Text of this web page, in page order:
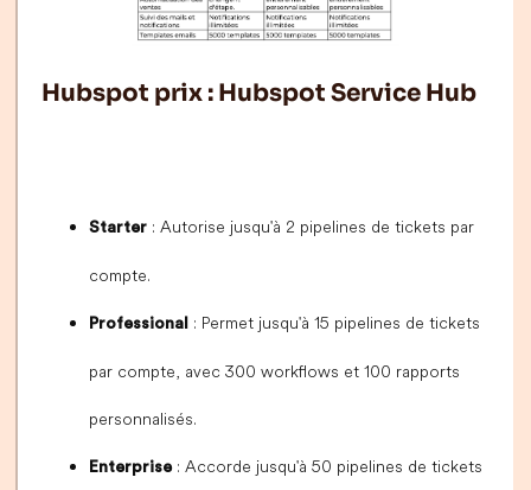
Hubspot prix : Hubspot Service Hub
Starter : Autorise jusqu'à 2 pipelines de tickets par
compte.
Professional : Permet jusqu'à 15 pipelines de tickets
par compte, avec 300 workflows et 100 rapports
personnalisés.
Enterprise: Accorde jusqu'à 50 pipelines de tickets